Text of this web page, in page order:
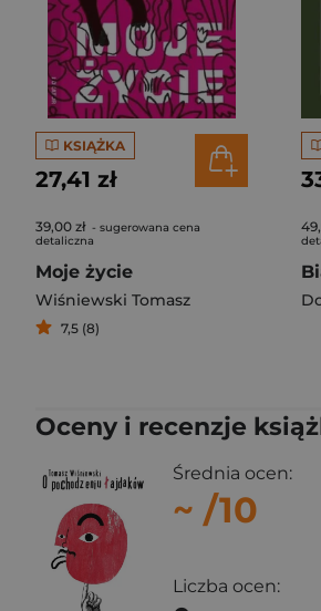
KSIĄŻKA
27,41 zł
39,00 zł - sugerowana cena
detaliczna
Moje życie
Wiśniewski Tomasz
7,5 (8)
Oceny i recenzje
Średnia ocen:
~ /10
Liczba ocen: